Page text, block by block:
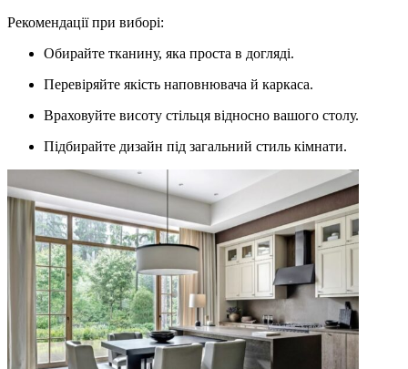
Рекомендації при виборі:
Обирайте тканину, яка проста в догляді.
Перевіряйте якість наповнювача й каркаса.
Враховуйте висоту стільця відносно вашого столу.
Підбирайте дизайн під загальний стиль кімнати.